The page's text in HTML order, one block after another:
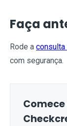
Faça
Rode a consulta
com segurança.